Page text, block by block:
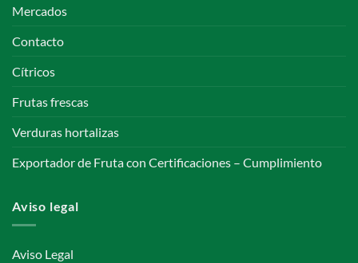
Mercados
Contacto
Cítricos
Frutas frescas
Verduras hortalizas
Exportador de Fruta con Certificaciones – Cumplimiento
Aviso legal
Aviso Legal